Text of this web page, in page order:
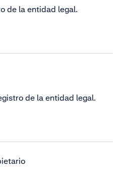
de la entidad legal.
de la entidad legal.